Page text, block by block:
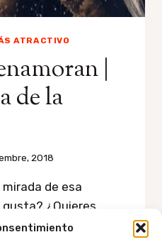
ATRACTIVO
|
de la
2018
de esa
¿Quieres
O, tal vez